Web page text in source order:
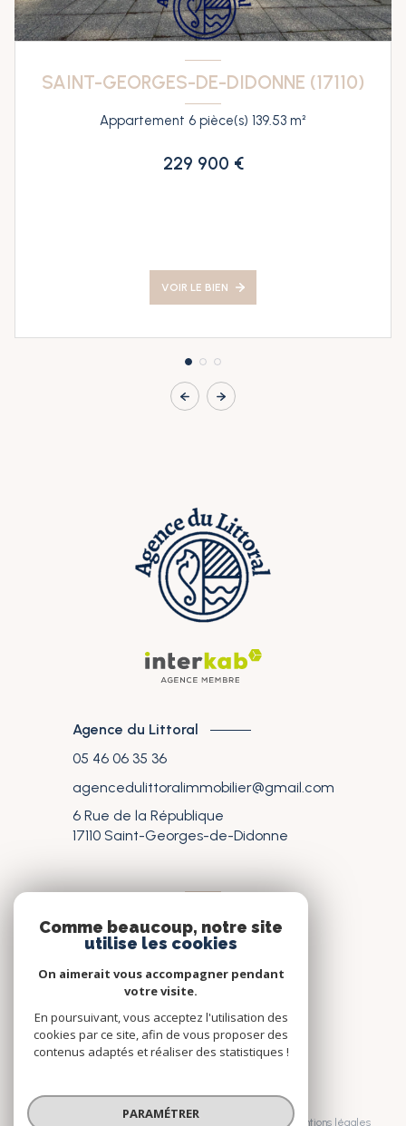
SAINT-GEORGES-DE-DIDONNE (17110)
Appartement 6 pièce(s) 139.53 m²
229 900 €
VOIR LE BIEN
Agence du Littoral
05 46 06 35 36
agencedulittoralimmobilier@gmail.com
6 Rue de la République
17110 Saint-Georges-de-Didonne
Nous suivre
© 2026 | Tous droits réservés
Nos honoraires
Nos partenaires Mentions légales
Comme beaucoup, notre site
utilise les cookies
On aimerait vous accompagner pendant
votre visite.
En poursuivant, vous acceptez l'utilisation des
cookies par ce site, afin de vous proposer des
contenus adaptés et réaliser des statistiques !
PARAMÉTRER